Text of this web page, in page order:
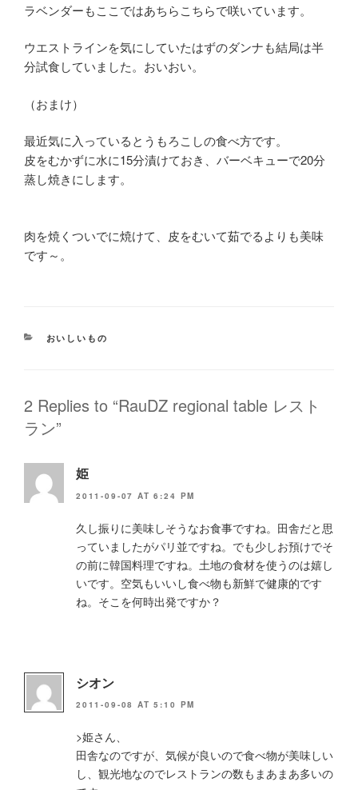
ラベンダーもここではあちらこちらで咲いています。
ウエストラインを気にしていたはずのダンナも結局は半
分試食していました。おいおい。
（おまけ）
最近気に入っているとうもろこしの食べ方です。
皮をむかずに水に15分漬けておき、バーベキューで20分
蒸し焼きにします。
肉を焼くついでに焼けて、皮をむいて茹でるよりも美味
です～。
CATEGORIES
おいしいもの
2 Replies to “RauDZ regional table レスト
ラン”
姫
2011-09-07 AT 6:24 PM
久し振りに美味しそうなお食事ですね。田舎だと思
っていましたがパリ並ですね。でも少しお預けでそ
の前に韓国料理ですね。土地の食材を使うのは嬉し
いです。空気もいいし食べ物も新鮮で健康的です
ね。そこを何時出発ですか？
シオン
2011-09-08 AT 5:10 PM
>姫さん、
田舎なのですが、気候が良いので食べ物が美味しい
し、観光地なのでレストランの数もまあまあ多いの